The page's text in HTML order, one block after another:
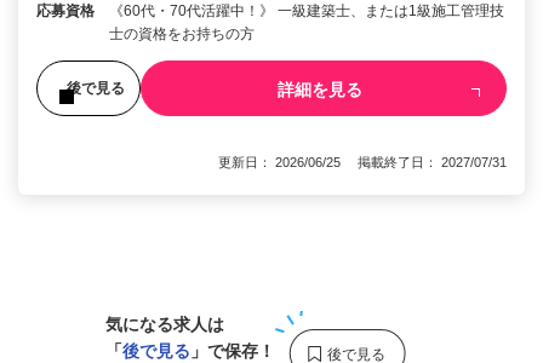
応募資格
《60代・70代活躍中！》 一級建築士、または1級施工管理技
士の資格をお持ちの方
後で見る 詳細を見る
更新日： 2026/06/25 掲載終了日： 2027/07/31
気になる求人は
「後で見る 」で保存！